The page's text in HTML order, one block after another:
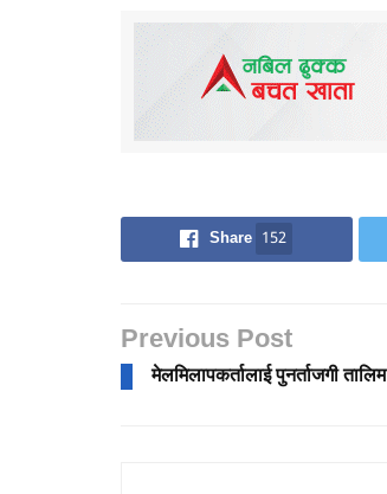
Share 152
Previous Post
मेलमिलापकर्तालाई पुनर्ताजगी तालिम